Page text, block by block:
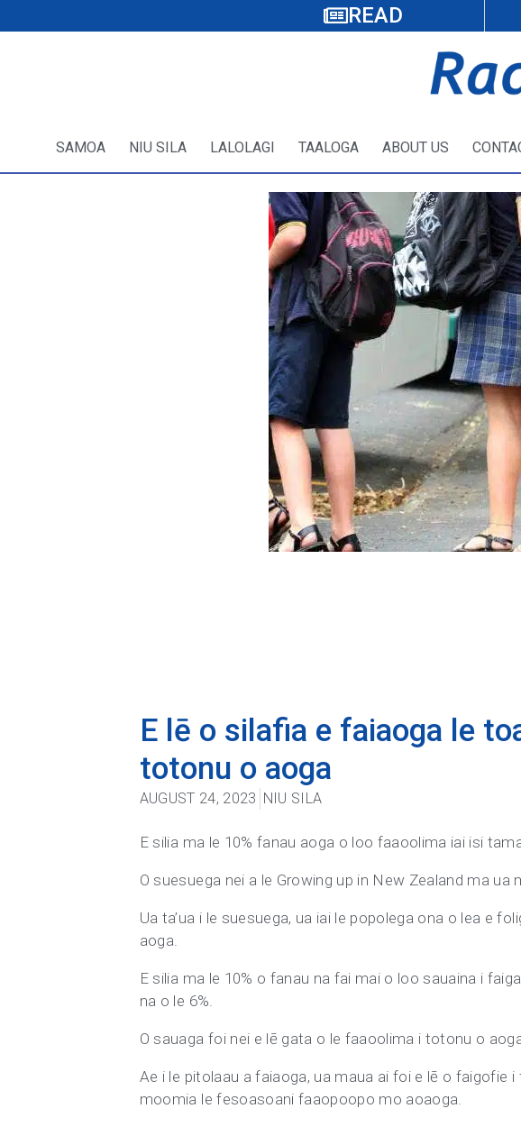
READ
SAMOA NIU SILA LALOLAGI TAALOGA ABOUT US
E lē o silafia e faiaoga le
totonu o aoga
AUGUST 24, 2023 NIU SILA
E silia ma le 10% fanau aoga o loo faaoolima iai isi
O suesuega nei a le Growing up in New Zealand ma
Ua ta’ua i le suesuega, ua iai le popolega ona o lea e
aoga.
E silia ma le 10% o fanau na fai mai o loo sauaina i
na o le 6%.
O sauaga foi nei e lē gata o le faaoolima i totonu o
Ae i le pitolaau a faiaoga, ua maua ai foi e lē o faigofie
moomia le fesoasoani faaopoopo mo aoaoga.